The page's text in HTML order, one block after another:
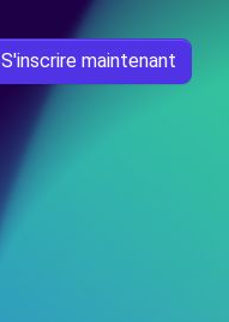
S'inscrire maintenant